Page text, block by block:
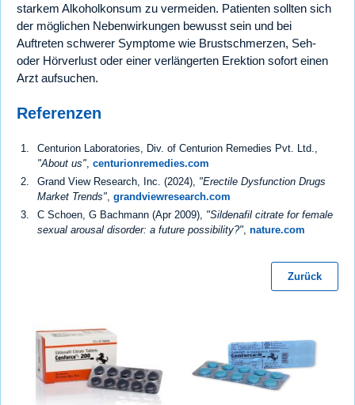
starkem Alkoholkonsum zu vermeiden. Patienten sollten sich
der möglichen Nebenwirkungen bewusst sein und bei
Auftreten schwerer Symptome wie Brustschmerzen, Seh-
oder Hörverlust oder einer verlängerten Erektion sofort einen
Arzt aufsuchen.
Referenzen
Centurion Laboratories, Div. of Centurion Remedies Pvt. Ltd.,
"About us", centurionremedies.com
Grand View Research, Inc. (2024), "Erectile Dysfunction Drugs
Market Trends" grandviewresearch.com
C Schoen, G Bachmann (Apr 2009), "Sildenafil citrate for female
sexual arousal disorder: a future possibility?" nature.com
Zurück